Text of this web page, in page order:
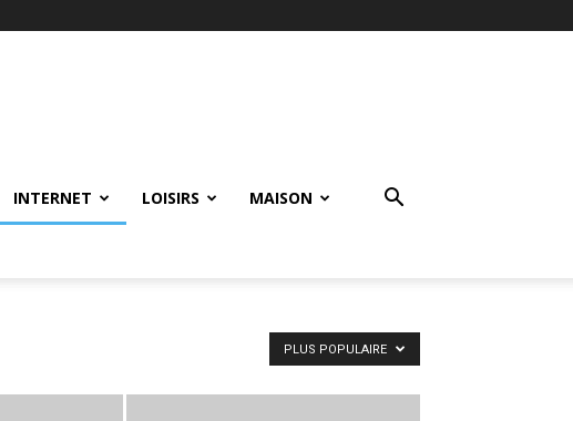
INTERNET LOISIRS MAISON
PLUS POPULAIRE